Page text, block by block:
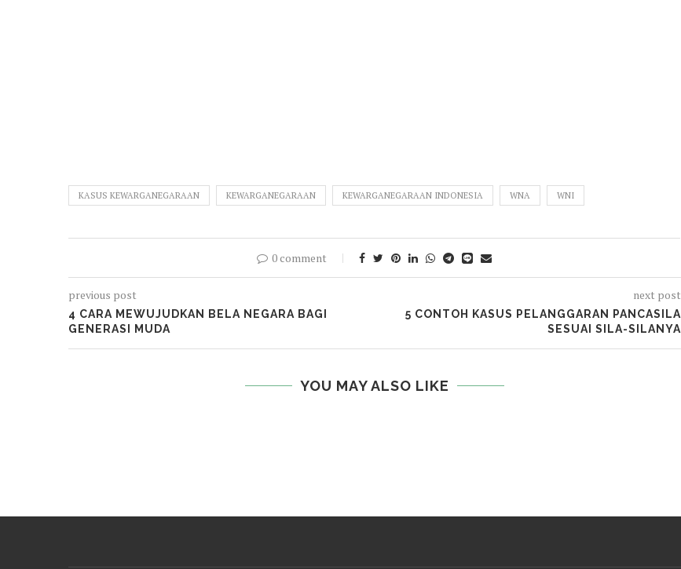
KASUS KEWARGANEGARAAN KEWARGANEGARAAN KEWARGANEGARAAN INDONESIA WNA WNI
0 comment
previous post
4 CARA MEWUJUDKAN BELA NEGARA BAGI
GENERASI MUDA
next post
5 CONTOH KASUS PELANGGARAN PANCASILA
SESUAI SILA-SILANYA
YOU MAY ALSO LIKE